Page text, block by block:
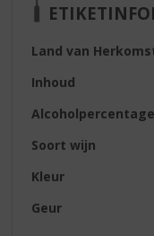
Land van
Inhoud
Alcoholpercentage
Soort wijn
Kleur
Geur